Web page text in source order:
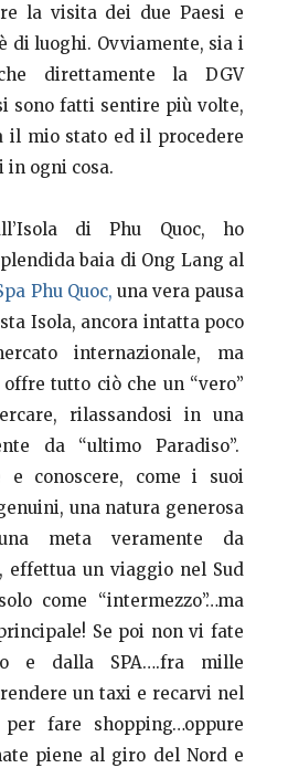
la visita dei due Paesi e
di luoghi. Ovviamente, sia i
direttamente la DGV
sono fatti sentire più volte,
il mio stato ed il procedere
ogni cosa.
di Phu Quoc, ho
baia di Ong Lang al
Phu Quoc, una vera pausa
Isola, ancora intatta poco
internazionale, ma
tutto ciò che un “vero”
rilassandosi in una
da “ultimo Paradiso”.
e conoscere, come i suoi
una natura generosa
meta veramente da
effettua un viaggio nel Sud
come “intermezzo”…ma
Se poi non vi fate
e dalla SPA….fra mille
un taxi e recarvi nel
fare shopping…oppure
piene al giro del Nord e